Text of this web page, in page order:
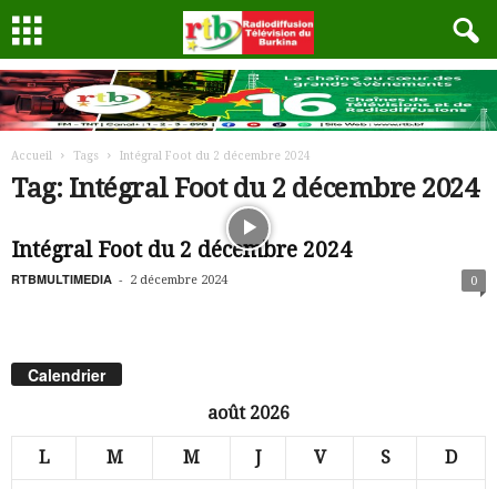
Accueil Tags Intégral Foot du 2 décembre 2024
Tag: Intégral Foot du 2 décembre 2024
Intégral Foot du 2 décembre 2024
RTBMULTIMEDIA - 2 décembre 2024 0
Calendrier
août 2026
L M M J V S D